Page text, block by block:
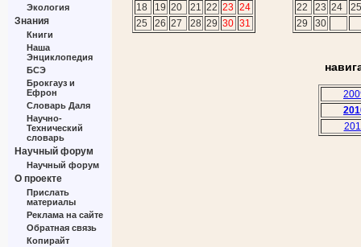
Экология
Знания
Книги
Наша
Энциклопедия
БСЭ
Брокгауз и
Ефрон
Словарь Даля
Научно-
Технический
словарь
Научный форум
Научный форум
О проекте
Прислать
материалы
Реклама на сайте
Обратная связь
Копирайт
18
19 20 21 22 23 24
25
26 27 28 29 30 31
22
23 24
25
29
30